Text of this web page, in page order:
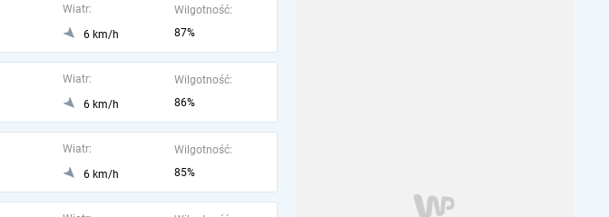
Wiatr:
6 km/h
Wilgotność:
87%
Wiatr:
6 km/h
Wilgotność:
86%
Wiatr:
6 km/h
Wilgotność:
85%